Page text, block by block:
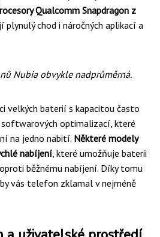
Qualcomm Snapdragon z
plynulý chod i náročných aplikací a
Nubia obvykle nadprůměrná.
velkých baterií s kapacitou často
optimalizací, které
na jedno nabití. Některé modely
nabíjení , které umožňuje baterii
běžnému nabíjení. Díky tomu
vás telefon zklamal v nejméně